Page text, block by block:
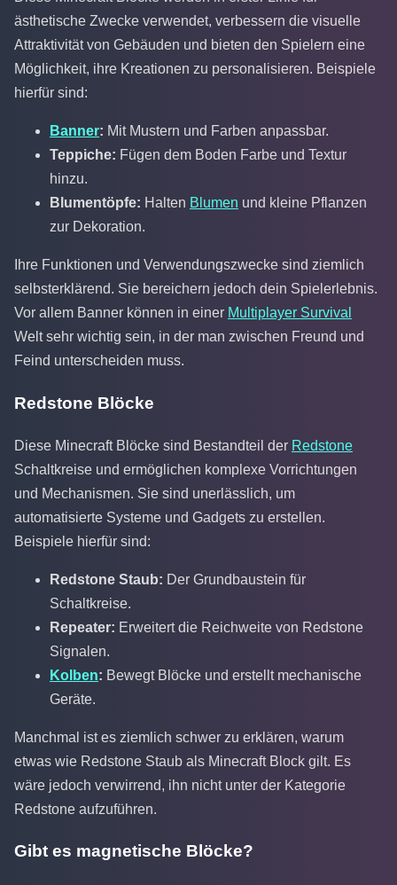
ästhetische Zwecke verwendet, verbessern die visuelle
Attraktivität von Gebäuden und bieten den Spielern eine
Möglichkeit, ihre Kreationen zu personalisieren. Beispiele
hierfür sind:
Banner: Mit Mustern und Farben anpassbar.
Teppiche: Fügen dem Boden Farbe und Textur
hinzu.
Blumentöpfe: Halten Blumen und kleine Pflanzen
zur Dekoration.
Ihre Funktionen und Verwendungszwecke sind ziemlich
selbsterklärend. Sie bereichern jedoch dein Spielerlebnis.
Vor allem Banner können in einer Multiplayer Survival
Welt sehr wichtig sein, in der man zwischen Freund und
Feind unterscheiden muss.
Redstone Blöcke
Diese Minecraft Blöcke sind Bestandteil der Redstone
Schaltkreise und ermöglichen komplexe Vorrichtungen
und Mechanismen. Sie sind unerlässlich, um
automatisierte Systeme und Gadgets zu erstellen.
Beispiele hierfür sind:
Redstone Staub: Der Grundbaustein für
Schaltkreise.
Repeater: Erweitert die Reichweite von Redstone
Signalen.
Kolben: Bewegt Blöcke und erstellt mechanische
Geräte.
Manchmal ist es ziemlich schwer zu erklären, warum
etwas wie Redstone Staub als Minecraft Block gilt. Es
wäre jedoch verwirrend, ihn nicht unter der Kategorie
Redstone aufzuführen.
Gibt es magnetische Blöcke?